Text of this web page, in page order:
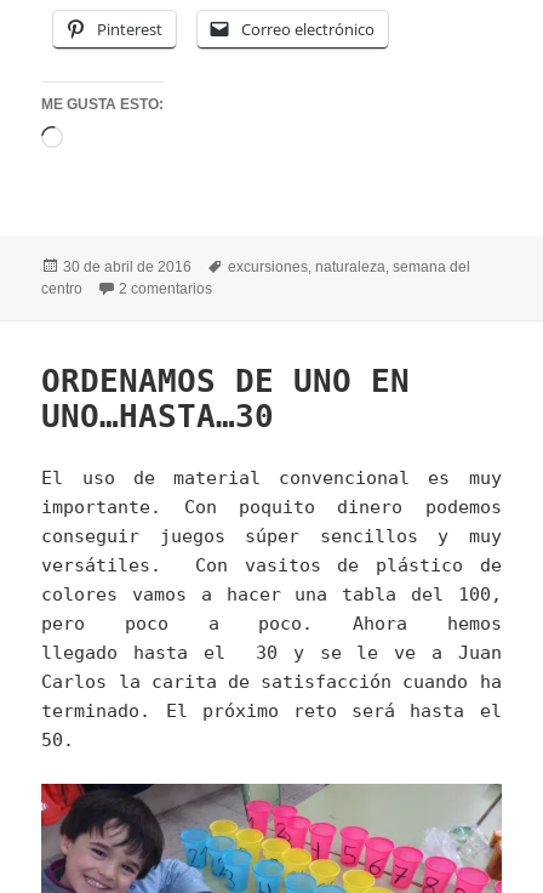
Pinterest Correo electrónico
ME GUSTA ESTO:
Cargando...
Publicado
el
30 de abril de 2016 Etiquetas
excursiones,naturaleza,semana del
centro
2 comentariosen DE EXCURSIÓN EN EL VIVERO DE RUEDA
ORDENAMOS DE UNO EN
UNO…HASTA…30
El uso de material convencional es muy
importante. Con poquito dinero podemos
conseguir juegos súper sencillos y muy
versátiles. Con vasitos de plástico de
colores vamos a hacer una tabla del 100,
pero poco a poco. Ahora hemos
llegado hasta el 30 y se le ve a Juan
Carlos la carita de satisfacción cuando ha
terminado. El próximo reto será hasta el
50.